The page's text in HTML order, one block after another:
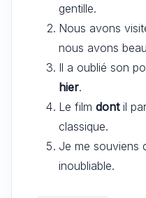
gentille.
Nous avons
nous avons
Il a oublié son
hier.
Le film dontil
classique.
Je me souviens
inoubliable.